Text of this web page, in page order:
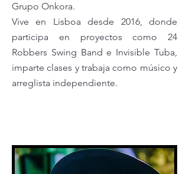
Grupo Onkora.
Vive en Lisboa desde 2016, donde
participa en proyectos como 24
Robbers Swing Band e Invisible Tuba,
imparte clases y trabaja como músico y
arreglista independiente.